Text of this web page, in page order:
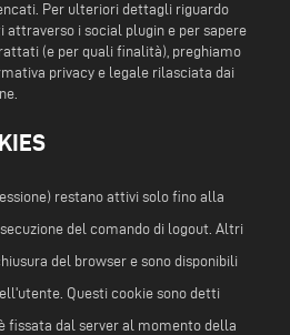
Per ulteriori dettagli riguardo
attraverso i social plugin e per sapere
(e per quali finalità), preghiamo
privacy e legale rilasciata dai
restano attivi solo fino alla
del comando di logout. Altri
del browser e sono disponibili
Questi cookie sono detti
fissata dal server al momento della